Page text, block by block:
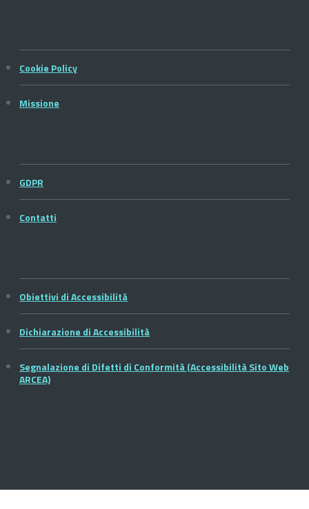
Cookie Policy
Missione
GDPR
Contatti
Obiettivi di Accessibilità
Dichiarazione di Accessibilità
Segnalazione di Difetti di Conformità (Accessibilità Sito Web
ARCEA)